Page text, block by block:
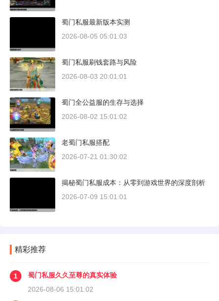
蜀门私服最新版本实测
2026-08-05 05:01:03
蜀门私服刷钱套路与风险
2026-08-03 20:01:01
蜀门全公益服的生存与选择
2026-08-02 15:01:02
老蜀门私服搭配
2026-07-21 01:30:02
揭秘蜀门私服成本：从零到游戏世界的深度剖析
2026-07-09 15:01:01
精彩推荐
1
蜀门私服久久至尊的真实体验
2026-08-06 15:01:02